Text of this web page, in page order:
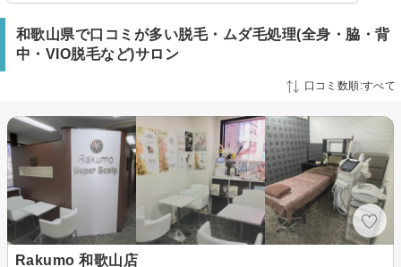
和歌山県で口コミが多い脱毛・ムダ毛処理(全身・脇・背
中・VIO脱毛など)サロン
口コミ数順:すべて
Rakumo 和歌山店